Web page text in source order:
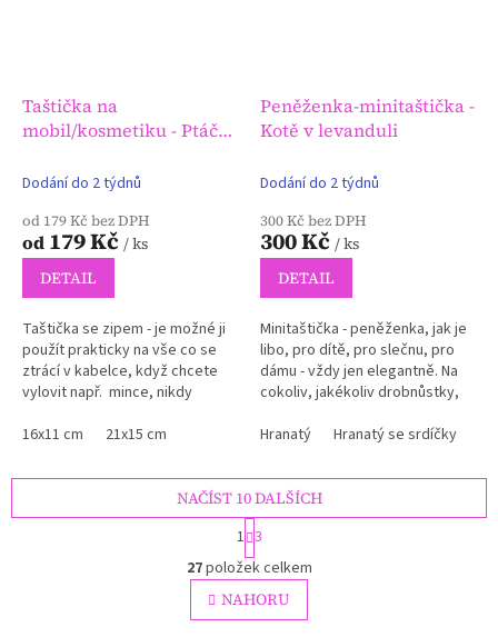
Taštička na
mobil/kosmetiku - Ptáčci
Dodání do 2 týdnů
od 179 Kč bez DPH
od 179 Kč / ks
DETAIL
Taštička se zipem - je možné ji
použít prakticky na vše co se
ztrácí v kabelce, když chcete
vylovit např. mince, nikdy
16x11 cm
21x15 cm
Peněženka-minitaštička -
Kotě v levanduli
Dodání do 2 týdnů
300 Kč bez DPH
300 Kč / ks
DETAIL
Minitaštička - peněženka, jak je
libo, pro dítě, pro slečnu, pro
dámu - vždy jen elegantně. Na
cokoliv, jakékoliv drobnůstky,
byly vždy po ruce.
Hranatý Hranatý se srdíčky
O
v
l
á
NAČÍST 10 DALŠÍCH
S
t
r
á
n
k
1 3
27položek celkem
NAHORU